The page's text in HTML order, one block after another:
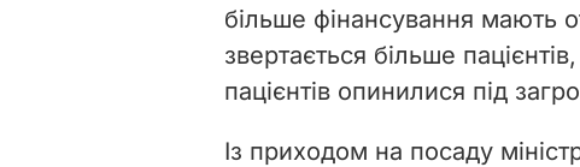
більше фінансування мають
звертається більше
пацієнтів опинилися під
Із приходом на посаду